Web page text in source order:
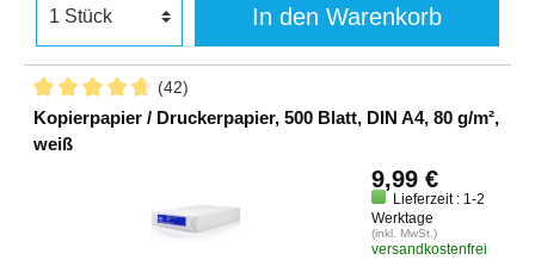
In den Warenkorb
(42)
Kopierpapier / Druckerpapier, 500 Blatt, DIN A4, 80 g/m²,
weiß
9,99 €
Lieferzeit : 1-2
Werktage
(inkl. MwSt.)
versandkostenfrei